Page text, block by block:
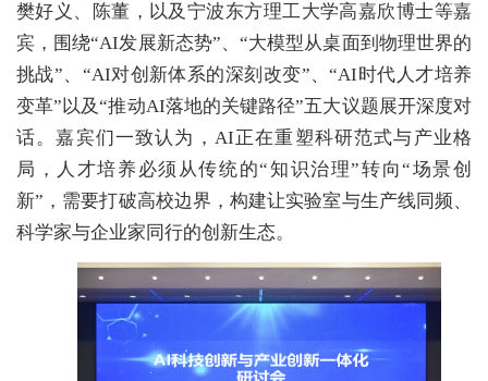
樊好义、陈董，以及宁波东方理工大学高嘉欣博士等嘉
宾，围绕“AI发展新态势”、“大模型从桌面到物理世界的
挑战”、“AI对创新体系的深刻改变”、“AI时代人才培养
变革”以及“推动AI落地的关键路径”五大议题展开深度对
话。嘉宾们一致认为，AI正在重塑科研范式与产业格
局，人才培养必须从传统的“知识治理”转向“场景创
新”，需要打破高校边界，构建让实验室与生产线同频、
科学家与企业家同行的创新生态。